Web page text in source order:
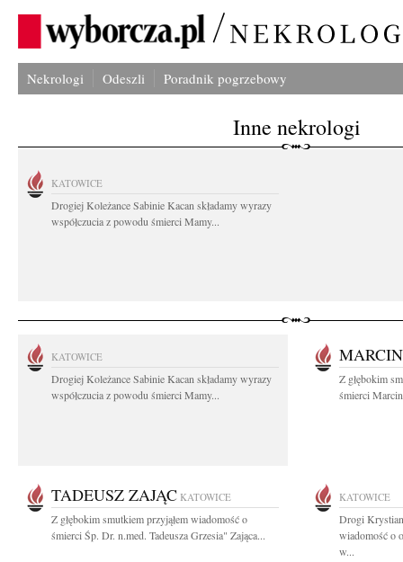
Nekrologi Odeszli Poradnik pogrzebowy
Inne nekrologi
KATOWICE
Drogiej Koleżance Sabinie Kacan składamy wyrazy
współczucia z powodu śmierci Mamy...
KATOWICE
Drogiej Koleżance Sabinie Kacan składamy wyrazy
współczucia z powodu śmierci Mamy...
Z głębokim
śmierci
TADEUSZ ZAJĄC KATOWICE
Z głębokim smutkiem przyjąłem wiadomość o
śmierci Śp. Dr. n.med. Tadeusza Grzesia" Zająca...
KATOWICE
Drogi
wiadomość o
w...